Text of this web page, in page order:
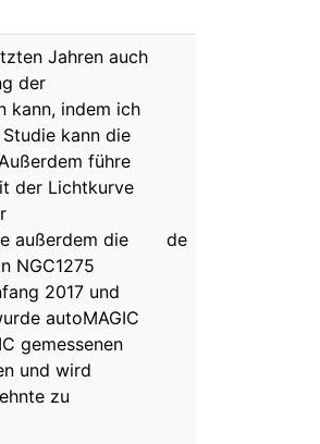
Jahren auch
der
kann, indem ich
kann die
führe
der Lichtkurve
außerdem die
NGC1275
2017 und
autoMAGIC
gemessenen
und wird
zu
de